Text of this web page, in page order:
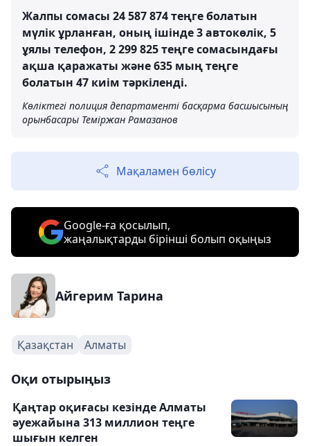
Жалпы сомасы 24 587 874 теңге болатын
мүлік ұрланған, оның ішінде 3 автокөлік, 5
ұялы телефон, 2 299 825 теңге сомасындағы
ақша қаражаты және 635 мың теңге
болатын 47 киім тәркіленді.
Көліктегі полиция департаменті басқарма басшысының
орынбасары Теміржан Рамазанов
Мақаламен бөлісу
Google-ға қосылып,
жаңалықтарды бірінші болып оқыңыз
Айгерим Тарина
Қазақстан Алматы
Оқи отырыңыз
Қаңтар оқиғасы кезінде Алматы
әуежайына 313 миллион теңге
шығын келген